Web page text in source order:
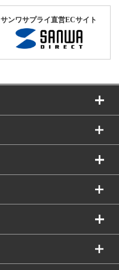
サンワサプライ直営ECサイト